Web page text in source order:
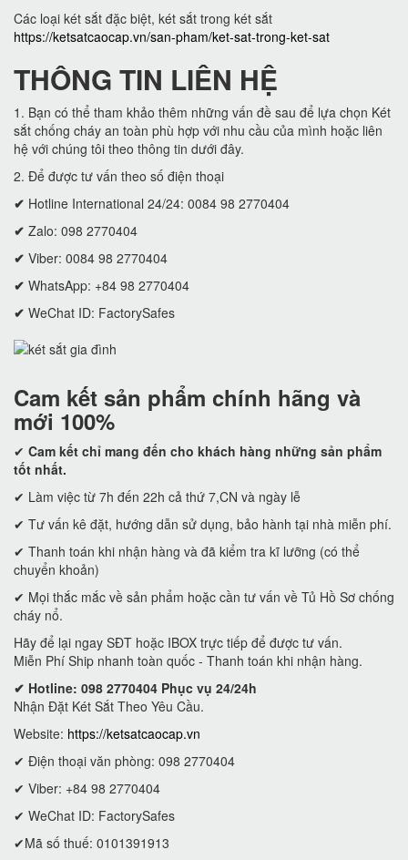
Các loại két sắt đặc biệt, két sắt trong két sắt
https://ketsatcaocap.vn/san-pham/ket-sat-trong-ket-sat
THÔNG TIN LIÊN HỆ
1. Bạn có thể tham khảo thêm những vấn đề sau để lựa chọn Két
sắt chống cháy an toàn phù hợp với nhu cầu của mình hoặc liên
hệ với chúng tôi theo thông tin dưới đây.
2. Để được tư vấn theo số điện thoại
✔ Hotline International 24/24: 0084 98 2770404
✔ Zalo: 098 2770404
✔ Viber: 0084 98 2770404
✔ WhatsApp: +84 98 2770404
✔ WeChat ID: FactorySafes
Cam kết sản phẩm chính hãng và
mới 100%
✔ Cam kết chỉ mang đến cho khách hàng những sản phẩm
tốt nhất.
✔ Làm việc từ 7h đến 22h cả thứ 7,CN và ngày lễ
✔ Tư vấn kê đặt, hướng dẫn sử dụng, bảo hành tại nhà miễn phí.
✔ Thanh toán khi nhận hàng và đã kiểm tra kĩ lưỡng (có thể
chuyển khoản)
✔ Mọi thắc mắc về sản phẩm hoặc cần tư vấn về Tủ Hồ Sơ chống
cháy nổ.
Hãy để lại ngay SĐT hoặc IBOX trực tiếp để được tư vấn.
Miễn Phí Ship nhanh toàn quốc - Thanh toán khi nhận hàng.
✔ Hotline: 098 2770404 Phục vụ 24/24h
Nhận Đặt Két Sắt Theo Yêu Cầu.
Website: https://ketsatcaocap.vn
✔ Điện thoại văn phòng: 098 2770404
✔ Viber: +84 98 2770404
✔ WeChat ID: FactorySafes
✔Mã số thuế: 0101391913